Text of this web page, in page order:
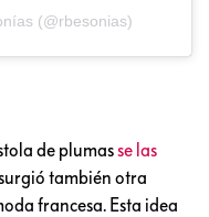
(@rbesonias)
de plumasse las
también otra
francesa. Esta idea